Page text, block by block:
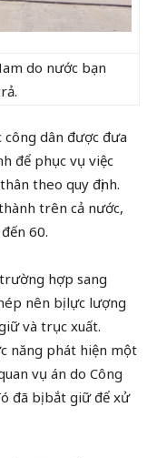
do nước bạn
công dân được đưa
để phục vụ việc
theo quy định.
trên cả nước,
60.
hợp sang
nên bị lực lượng
và trục xuất.
năng phát hiện một
vụ án do Công
đã bị bắt giữ để xử